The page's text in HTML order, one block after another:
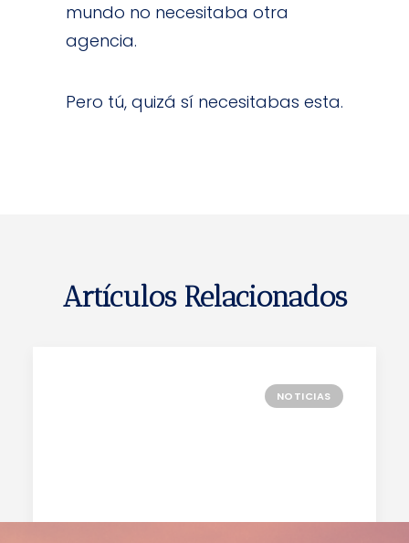
mundo no necesitaba otra
agencia.
Pero tú, quizá sí necesitabas esta.
Artículos Relacionados
NOTICIAS